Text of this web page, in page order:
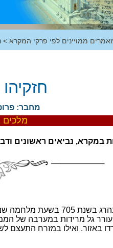
ממויינים לפי פרקי המקרא >
מחבר:
מלכים
במקרא, נביאים ראשונים ודברי
סרגון מלך אשור, שהגלה
- עורר גל מרידות במערבה של
באזור. ואילו במזרח